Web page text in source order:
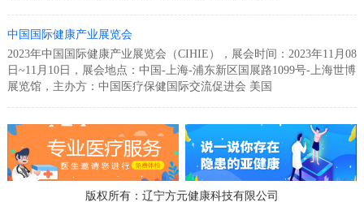
中国国际健康产业展览会
2023年中国国际健康产业展览会（CIHIE），展会时间：2023年11月08
日~11月10日，展会地点：中国-上海-浦东新区国展路1099号-上海世博
展览馆，主办方：中国医疗保健国际交流促进会 美国
版权所有：辽宁方元健康科技有限公司